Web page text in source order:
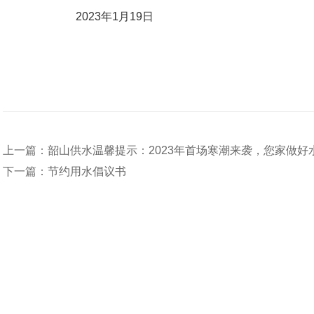
2023年1月19日
上一篇：韶山供水温馨提示：2023年首场寒潮来袭，您家做好
下一篇：节约用水倡议书